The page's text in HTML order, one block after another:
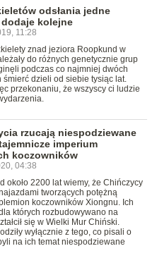
odsłania jedne
kolejne
11:28
znad jeziora Roopkund w
do różnych genetycznie grup
podczas co najmniej dwóch
śmierć dzieli od siebie tysiąc lat.
przekonaniu, że wszyscy ci ludzie
rzucają niespodziewane
imperium
koczowników
04:38
około 2200 lat wiemy, że Chińczycy
tworzących potężną
koczowników Xiongnu. Ich
których rozbudowywano na
się w Wielki Mur Chiński.
wyłącznie z tego, co pisali o
na ich temat niespodziewane